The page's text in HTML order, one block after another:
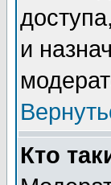
и
Кто